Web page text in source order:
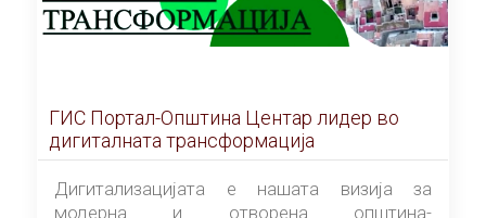
ГИС Портал-Општина Центар лидер во
дигиталната трансформација
Дигитализацијата е нашата визија за
модерна и отворена општина-